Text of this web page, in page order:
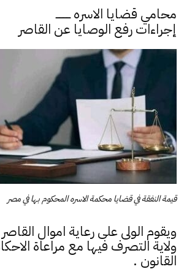
محامي قضايا الاسرهــــ
إجراءات رفع الوصايا عن القاصر
قيمة النفقة في قضايا محكمة الاسره المحكوم بها في مصر
ويقوم الولى على رعاية اموال القاصر
ولاية التصرف فيها مع مراعاة
القانون .